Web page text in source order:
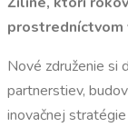
prostredníctvom
Nové združenie si
partnerstiev,
inovačnej